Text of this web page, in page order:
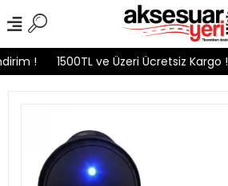
! 1500TL ve Üzeri Ücretsiz Kargo !